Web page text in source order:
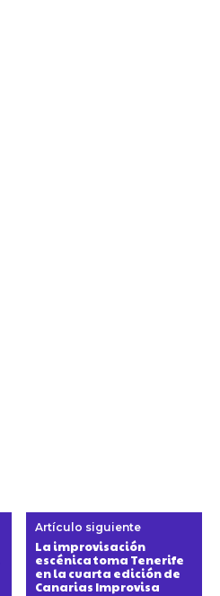
Artículo siguiente
La improvisación
escénica toma Tenerife
en la cuarta edición de
Canarias Improvisa